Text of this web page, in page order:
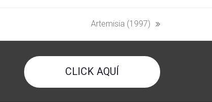
next
post:
Artemisia (1997)
CLICK AQUÍ